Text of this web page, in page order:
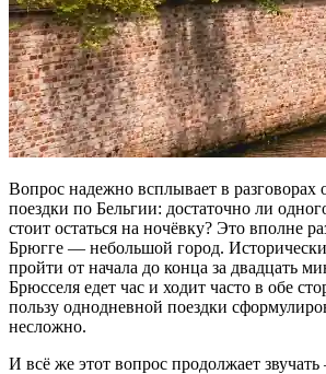
Вопрос надежно всплывает в разговорах
поездки по Бельгии: достаточно ли
стоит остаться на ночёвку? Это вполне
Брюгге — небольшой город.
пройти от начала до конца за двадцать
Брюсселя едет час и ходит часто в обе
пользу однодневной поездки
несложно.
И всё же этот вопрос продолжает